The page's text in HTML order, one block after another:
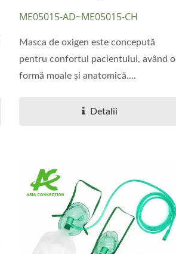
ME05015-AD~ME05015-CH
Masca de oxigen este concepută
pentru confortul pacientului, având o
formă moale și anatomică....
Detalii